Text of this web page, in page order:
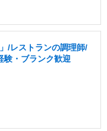
/レストランの調理師/
験・ブランク歓迎